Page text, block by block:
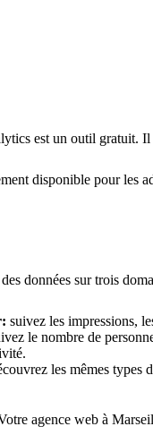
est un outil gratuit.
disponible pour les
données sur trois
suivez les impressions,
le nombre de
les mêmes types
agence web à